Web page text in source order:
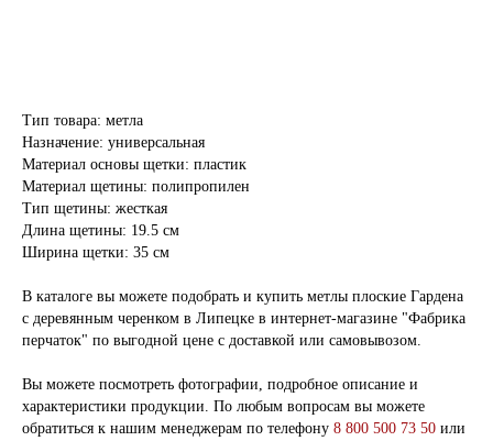
Тип товара: метла
Назначение: универсальная
Материал основы щетки: пластик
Материал щетины: полипропилен
Тип щетины: жесткая
Длина щетины: 19.5 см
Ширина щетки: 35 см
В каталоге вы можете подобрать и купить метлы плоские Гардена
с деревянным черенком в Липецке в интернет-магазине "Фабрика
перчаток" по выгодной цене с доставкой или самовывозом.
Вы можете посмотреть фотографии, подробное описание и
характеристики продукции. По любым вопросам вы можете
обратиться к нашим менеджерам по телефону 8 800 500 73 50 или